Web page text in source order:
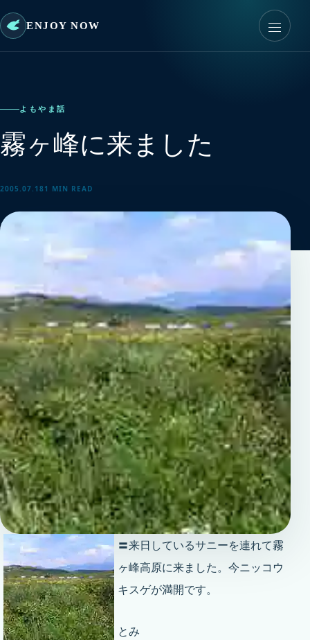
ENJOY NOW
よもやま話
霧ヶ峰に来ました
2005.07.18 1 MIN READ
〓来日しているサニーを連れて霧
ヶ峰高原に来ました。今ニッコウ
キスゲが満開です。
とみ